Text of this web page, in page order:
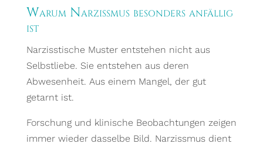
Warum Narzissmus besonders anfällig
ist
Narzisstische Muster entstehen nicht aus
Selbstliebe. Sie entstehen aus deren
Abwesenheit. Aus einem Mangel, der gut
getarnt ist.
Forschung und klinische Beobachtungen zeigen
immer wieder dasselbe Bild. Narzissmus dient